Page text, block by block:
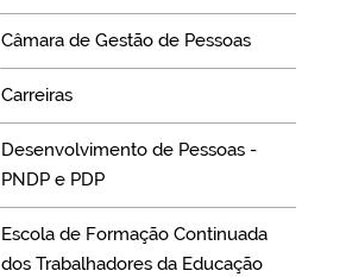
Câmara de Gestão de Pessoas
Carreiras
Desenvolvimento de Pessoas -
PNDP e PDP
Escola de Formação Continuada
dos Trabalhadores da Educação